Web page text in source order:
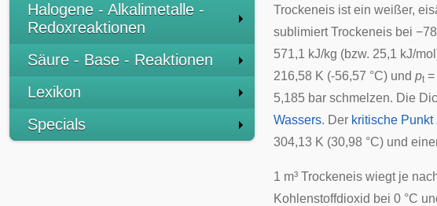
Halogene - Alkalimetalle -
Redoxreaktionen
Säure - Base - Reaktionen
Lexikon
Specials
Trockeneis ist ein weißer,
sublimiert Trockeneis bei
571,1 kJ/kg (bzw. 25,1 kJ/
216,58 K (-56,57 °C) und pt =
5,185 bar schmelzen. Die
Wassers. Der kritische Punkt
304,13 K (30,98 °C) und
1 m³ Trockeneis wiegt je
Kohlenstoffdioxid bei 0 °C